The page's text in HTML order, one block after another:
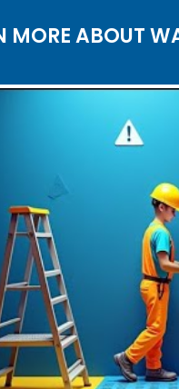
MORE ABOUT